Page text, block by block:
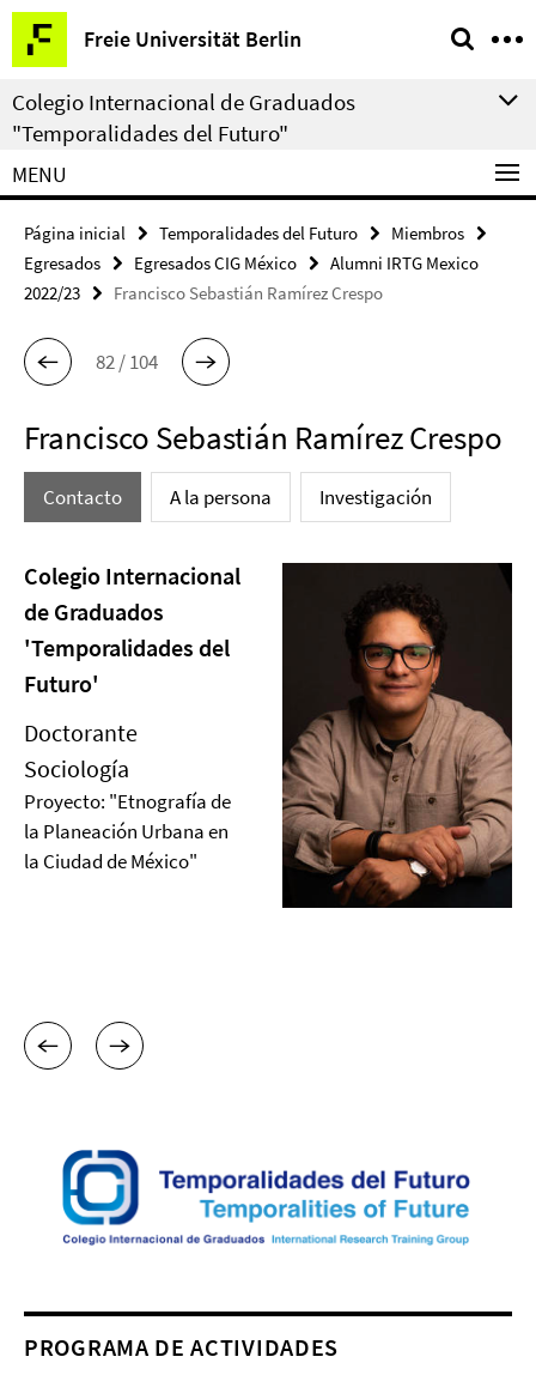
Springe
direkt
zu
Inhalt
Freie Universität Berlin
Herramientas
de
navegación
Colegio Internacional de Graduados
"Temporalidades del Futuro"
MENU
Página inicial Temporalidades del Futuro
Miembros
Egresados
Egresados CIG México
Alumni IRTG Mexico
2022/23
Francisco Sebastián Ramírez Crespo
82 / 104
Francisco Sebastián Ramírez Crespo
Contacto A la persona Investigación
Colegio Internacional
de Graduados
'Temporalidades del
Futuro'
Doctorante
Sociología
Proyecto: "Etnografía de
la Planeación Urbana en
la Ciudad de México"
PROGRAMA DE ACTIVIDADES